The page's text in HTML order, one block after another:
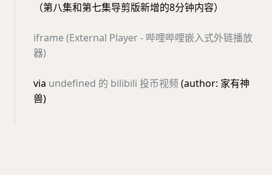
（第八集和第七集导剪版新增的8分钟内容）
iframe (External Player - 哔哩哔哩嵌入式外链播放
器)
via undefined 的 bilibili 投币视频(author: 家有神
兽)